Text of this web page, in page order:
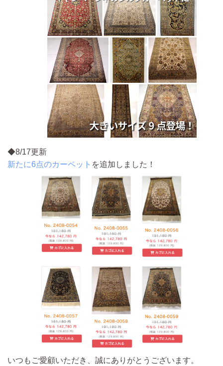
◆8/17更新
新たに6点のカーペット を追加しました！
いつもご愛顧いただき、誠にありがとうございます。